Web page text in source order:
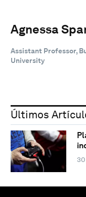
Agnessa
Assistant Professor,
University
Últimos